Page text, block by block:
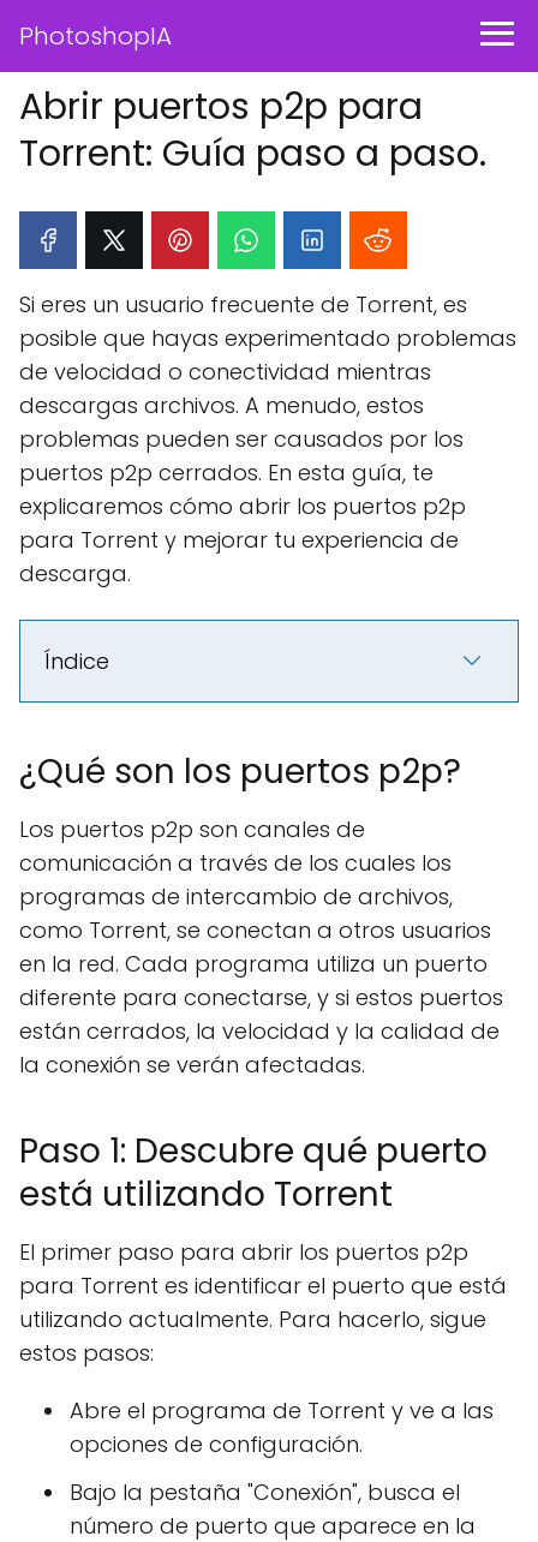
PhotoshopIA
Abrir puertos p2p para
Torrent: Guía paso a paso.
Si eres un usuario frecuente de Torrent, es
posible que hayas experimentado problemas
de velocidad o conectividad mientras
descargas archivos. A menudo, estos
problemas pueden ser causados por los
puertos p2p cerrados. En esta guía, te
explicaremos cómo abrir los puertos p2p
para Torrent y mejorar tu experiencia de
descarga.
Índice
¿Qué son los puertos p2p?
Los puertos p2p son canales de
comunicación a través de los cuales los
programas de intercambio de archivos,
como Torrent, se conectan a otros usuarios
en la red. Cada programa utiliza un puerto
diferente para conectarse, y si estos puertos
están cerrados, la velocidad y la calidad de
la conexión se verán afectadas.
Paso 1: Descubre qué puerto
está utilizando Torrent
El primer paso para abrir los puertos p2p
para Torrent es identificar el puerto que está
utilizando actualmente. Para hacerlo, sigue
estos pasos:
Abre el programa de Torrent y ve a las
opciones de configuración.
Bajo la pestaña "Conexión", busca el
número de puerto que aparece en la